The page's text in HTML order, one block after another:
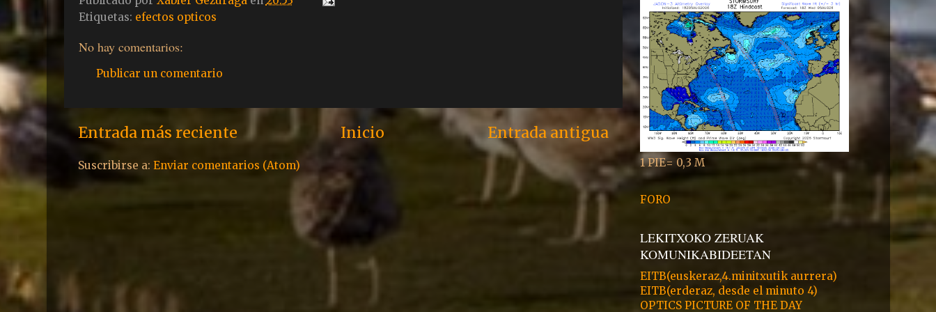
Etiquetas: efectos opticos
No hay comentarios:
Publicar un comentario
Entrada más reciente Entrada antigua
Inicio
Suscribirse a: Enviar comentarios (Atom) 1 PIE= 0,3 M
FORO
LEKITXOKO ZERUAK
KOMUNIKABIDEETAN
EITB(euskeraz,4.minitxutik aurrera)
EITB(erderaz, desde el minuto 4)
OPTICS PICTURE OF THE DAY